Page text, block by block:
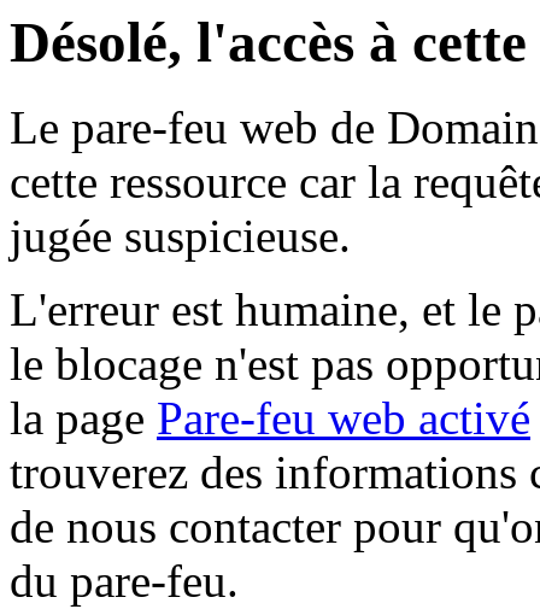
Désolé, l'accès à
Le pare-feu web de
cette ressource car la
jugée suspicieuse.
L'erreur est humaine, et le
le blocage n'est pas
la page Pare-feu web activé
trouverez des informations
de nous contacter pour
du pare-feu.